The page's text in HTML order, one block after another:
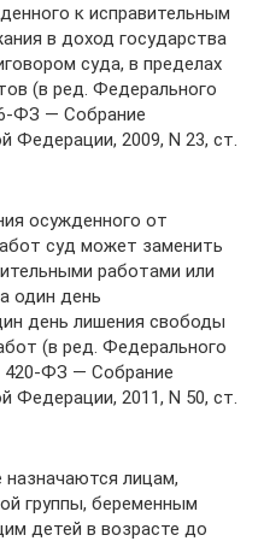
к исправительным
в доход государства
суда, в пределах
(в ред. Федерального
ФЗ — Собрание
Федерации, 2009, N 23, ст.
осужденного от
суд может заменить
работами или
один день
день лишения свободы
(в ред. Федерального
420-ФЗ — Собрание
Федерации, 2011, N 50, ст.
лицам,
группы, беременным
детей в возрасте до